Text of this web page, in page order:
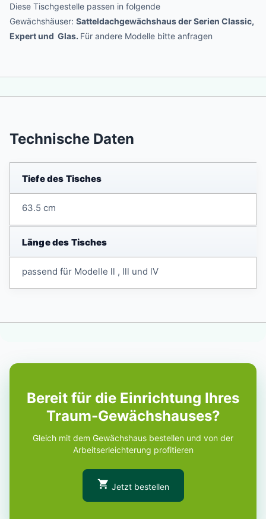
Diese Tischgestelle passen in folgende
Gewächshäuser: Satteldachgewächshaus der Serien Classic,
Expert und Glas. Für andere Modelle bitte anfragen
Technische Daten
Tiefe des Tisches
63.5 cm
Länge des Tisches
passend für Modelle ll , lll und lV
Bereit für die Einrichtung Ihres
Traum-Gewächshauses?
Gleich mit dem Gewächshaus bestellen und von der
Arbeitserleichterung profitieren
Jetzt bestellen